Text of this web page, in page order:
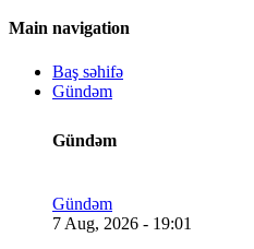
Main navigation
Baş səhifə
Gündəm
Gündəm
Gündəm
7 Aug, 2026 - 19:01